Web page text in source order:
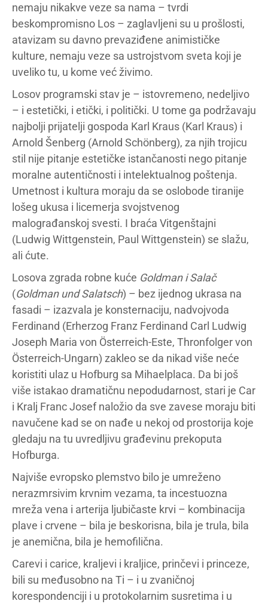
nemaju nikakve veze sa nama – tvrdi
beskompromisno Los – zaglavljeni su u prošlosti,
atavizam su davno prevaziđene animističke
kulture, nemaju veze sa ustrojstvom sveta koji je
uveliko tu, u kome već živimo.
Losov programski stav je – istovremeno, nedeljivo
– i estetički, i etički, i politički. U tome ga podržavaju
najbolji prijatelji gospoda Karl Kraus (Karl Kraus) i
Arnold Šenberg (Arnold Schönberg), za njih trojicu
stil nije pitanje estetičke istančanosti nego pitanje
moralne autentičnosti i intelektualnog poštenja.
Umetnost i kultura moraju da se oslobode tiranije
lošeg ukusa i licemerja svojstvenog
malograđanskoj svesti. I braća Vitgenštajni
(Ludwig Wittgenstein, Paul Wittgenstein) se slažu,
ali ćute.
Losova zgrada robne kuće Goldman i Salač
(Goldman und Salatsch) – bez ijednog ukrasa na
fasadi – izazvala je konsternaciju, nadvojvoda
Ferdinand (Erherzog Franz Ferdinand Carl Ludwig
Joseph Maria von Österreich-Este, Thronfolger von
Österreich-Ungarn) zakleo se da nikad više neće
koristiti ulaz u Hofburg sa Mihaelplaca. Da bi još
više istakao dramatičnu nepodudarnost, stari je Car
i Kralj Franc Josef naložio da sve zavese moraju biti
navučene kad se on nađe u nekoj od prostorija koje
gledaju na tu uvredljivu građevinu prekoputa
Hofburga.
Najviše evropsko plemstvo bilo je umreženo
nerazmrsivim krvnim vezama, ta incestuozna
mreža vena i arterija ljubičaste krvi – kombinacija
plave i crvene – bila je beskorisna, bila je trula, bila
je anemična, bila je hemofilična.
Carevi i carice, kraljevi i kraljice, prinčevi i princeze,
bili su međusobno na Ti – i u zvaničnoj
korespondenciji i u protokolarnim susretima i u